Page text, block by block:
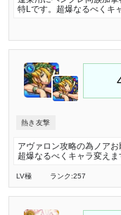
特Lです。超爆なるべくキ
熱き友撃
アヴァロン攻略の為ノ
超爆なるべくキャラ変え
LV極 ランク:257